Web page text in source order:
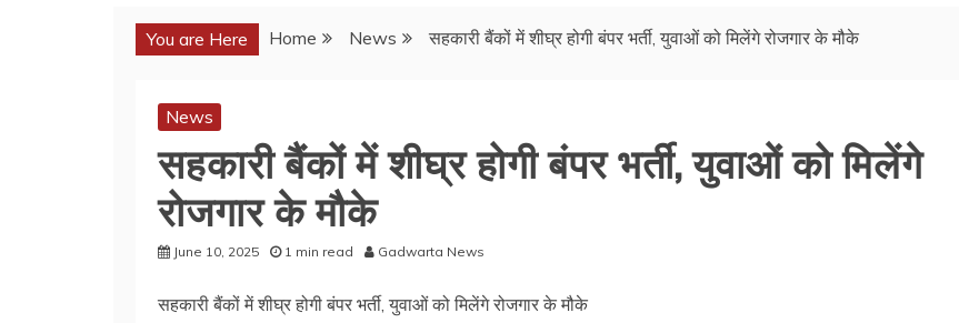
You are Here Home News सहकारी बैंकों में शीघ्र होगी बंपर भर्ती, युवाओं को मिलेंगे रोजगार के मौके
News
सहकारी बैंकों में शीघ्र होगी बंपर भर्ती, युवाओं को मिलेंगे
रोजगार के मौके
June 10, 2025 1 min read Gadwarta News
सहकारी बैंकों में शीघ्र होगी बंपर भर्ती, युवाओं को मिलेंगे रोजगार के मौके